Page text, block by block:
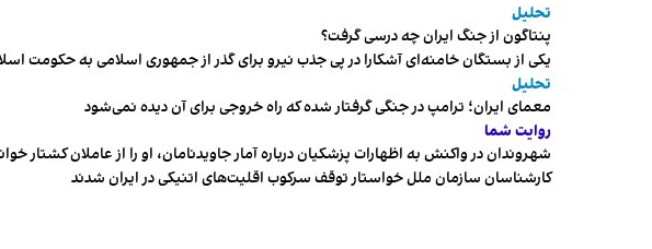
تحلیل
پنتاگون از جنگ ایران چه درسی گرفت؟
یکی از بستگان خامنه‌ای آشکارا در پی جذب نیرو برای گذر از جمهوری اسلامی به حکومت
تحلیل
معمای ایران؛ ترامپ در جنگی گرفتار شده که راه خروجی برای آن دیده نمی‌شود
روایت شما
شهروندان در واکنش به اظهارات پزشکیان درباره آمار جاویدنامان، او را از عاملان کشتار
کارشناسان سازمان ملل خواستار توقف سرکوب اقلیت‌های اتنیکی در ایران شدند